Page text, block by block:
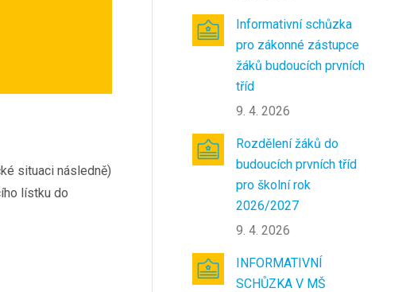
situaci následně)
lístku do
Informativní schůzka
pro zákonné zástupce
žáků budoucích prvních
tříd
9. 4. 2026
Rozdělení žáků do
budoucích prvních tříd
pro školní rok
2026/2027
9. 4. 2026
INFORMATIVNÍ
SCHŮZKA V MŠ